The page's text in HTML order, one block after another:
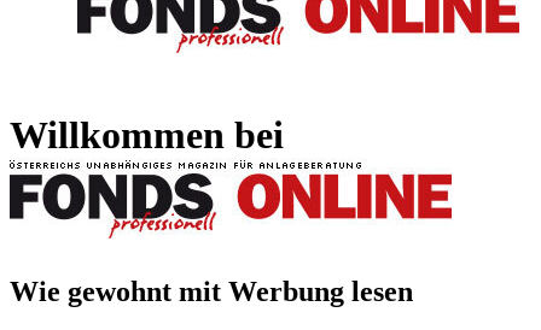
Willkommen bei
Wie gewohnt mit Werbung lesen